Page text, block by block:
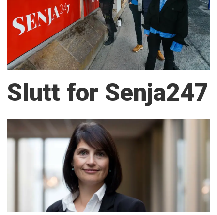
Slutt for Senja247